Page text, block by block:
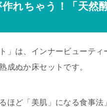
れちゃう！「天然
」は、インナービューティ
成ぬか床セットです。
ほど「美肌」になる食事法